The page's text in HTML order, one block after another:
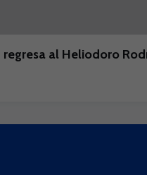
regresa al Heliodoro